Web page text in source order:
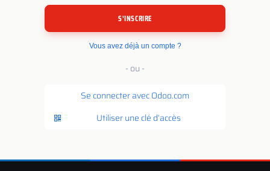
S'INSCRIRE
Vous avez déjà un compte ?
- ou -
Se connecter avec Odoo.com
Utiliser une clé d’accès